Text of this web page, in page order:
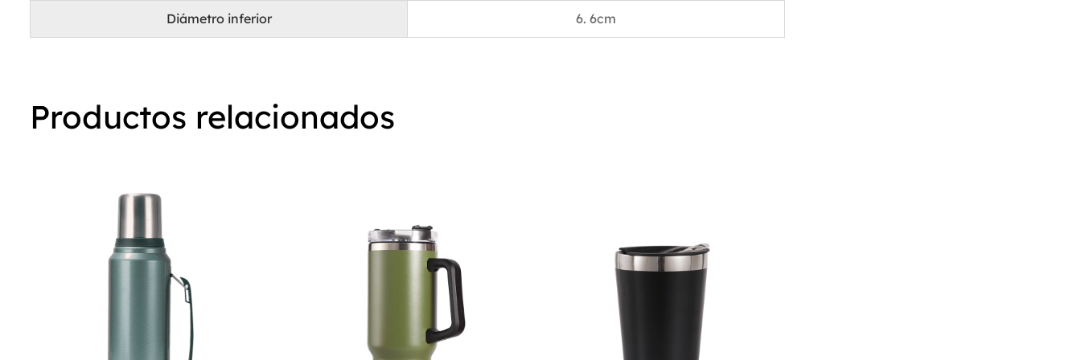
permanezcan selladas de forma segura, evitando derrames y
fugas incluso durante los viajes turbulentos.
experiencia de hidratación agradable y sin derrames.
El exterior elegante y ordenado del vaso es un reflejo de su
diseño funcional, que se centra en lo que realmente importa:
proporcionar un recipiente espacioso, seguro y elegante para sus
bebidas favoritas. La simplicidad del diseño garantiza que
complemente perfectamente el interior de cualquier automóvil,
Diámetro inferior 6. 6cm
Productos relacionados